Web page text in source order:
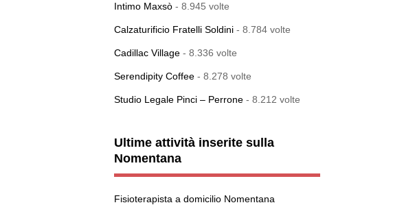
Intimo Maxsò - 8.945 volte
Calzaturificio Fratelli Soldini - 8.784 volte
Cadillac Village - 8.336 volte
Serendipity Coffee - 8.278 volte
Studio Legale Pinci – Perrone - 8.212 volte
Ultime attività inserite sulla
Nomentana
Fisioterapista a domicilio Nomentana